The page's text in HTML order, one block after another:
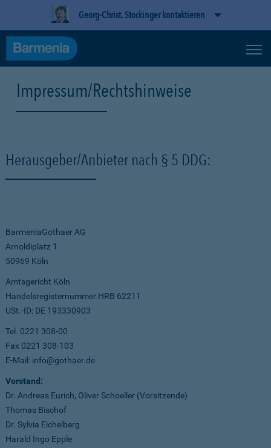
Georg-Christ. Stockinger kontaktieren
Impressum/Rechtshinweise
Herausgeber/Anbieter nach § 5 DDG:
BarmeniaGothaer AG
Arnoldiplatz 1
50969 Köln
Amtsgericht Köln
Handelsregisternummer HRB 62211
USt.-ID: DE 193330903
Tel. 0221 308-00
Fax 0221 308-103
E-Mail: info@gothaer.de
Vorstand:
Dr. Andreas Eurich, Oliver Schoeller (Vorsitzende)
Thomas Bischof
Dr. Sylvia Eichelberg
Harald Ingo Epple